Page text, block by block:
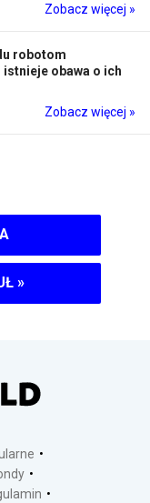
Zobacz więcej »
robotom
obawa o ich
Zobacz więcej »
»